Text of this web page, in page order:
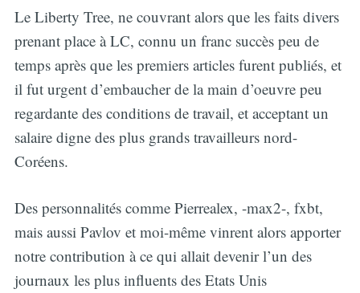
Le Liberty Tree, ne couvrant alors que les faits divers
prenant place à LC, connu un franc succès peu de
temps après que les premiers articles furent publiés, et
il fut urgent d’embaucher de la main d’oeuvre peu
regardante des conditions de travail, et acceptant un
salaire digne des plus grands travailleurs nord-
Coréens.
Des personnalités comme Pierrealex, -max2-, fxbt,
mais aussi Pavlov et moi-même vinrent alors apporter
notre contribution à ce qui allait devenir l’un des
journaux les plus influents des Etats Unis